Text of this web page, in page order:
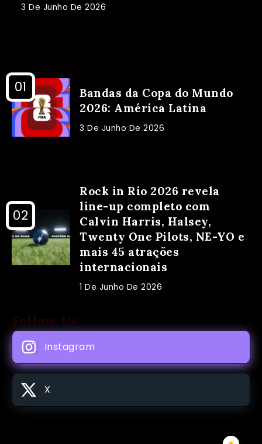
3 De Junho De 2026
Bandas da Copa do Mundo
2026: América Latina
3 De Junho De 2026
Rock in Rio 2026 revela
line-up completo com
Calvin Harris, Halsey,
Twenty One Pilots, NE-YO e
mais 45 atrações
internacionais
1 De Junho De 2026
Follow Us
Instagram
X